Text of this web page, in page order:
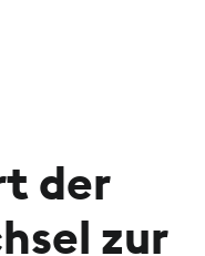
der
zur